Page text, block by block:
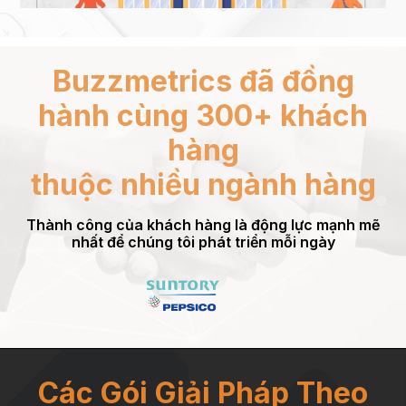
Buzzmetrics đã đồng
hành cùng 300+ khách
hàng
thuộc nhiều ngành hàng
Thành công của khách hàng là động lực mạnh mẽ
nhất để chúng tôi phát triển mỗi ngày
Các Gói Giải Pháp Theo